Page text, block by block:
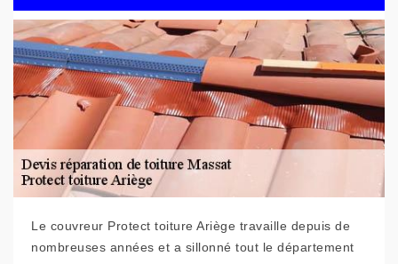
Le couvreur Protect toiture Ariège travaille depuis de
nombreuses années et a sillonné tout le département